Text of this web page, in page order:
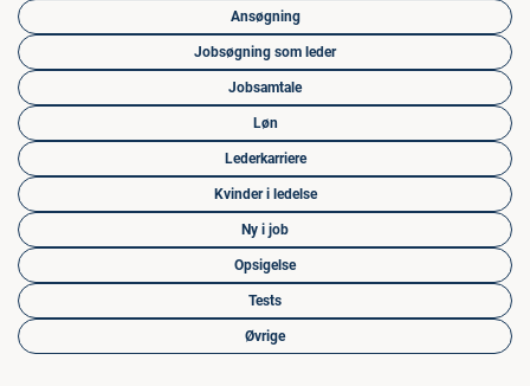
Ansøgning
Jobsøgning som leder
Jobsamtale
Løn
Lederkarriere
Kvinder i ledelse
Ny i job
Opsigelse
Tests
Øvrige